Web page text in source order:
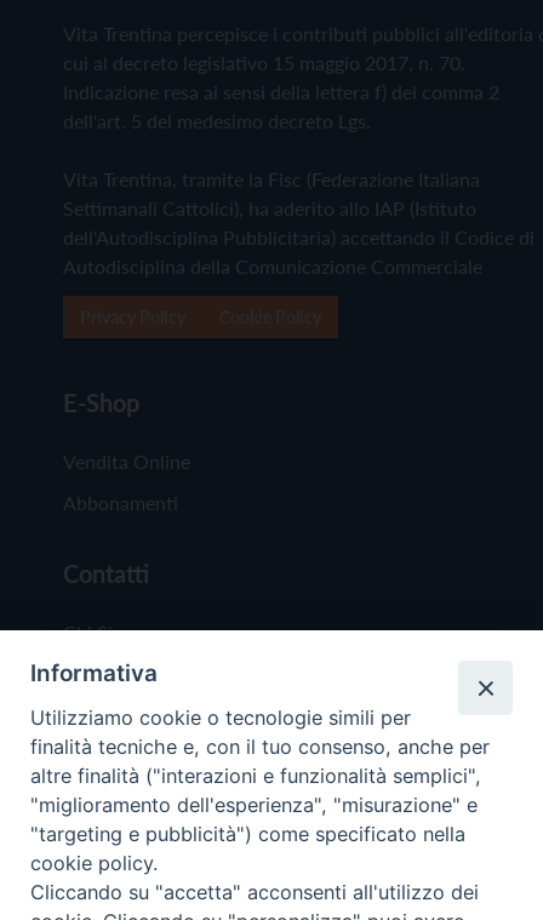
Vita Trentina percepisce i contributi pubblici all'editoria
cui al decreto legislativo 15 maggio 2017, n. 70.
Indicazione resa ai sensi della lettera f) del comma 2
dell'art. 5 del medesimo decreto Lgs.
Vita Trentina, tramite la Fisc (Federazione Italiana
Settimanali Cattolici), ha aderito allo IAP (Istituto
dell'Autodisciplina Pubblicitaria) accettando il Codice di
Autodisciplina della Comunicazione Commerciale
E-Shop
Vendita Online
Abbonamenti
Contatti
Chi Siamo
Redazione
Scrivici
Copyright © 2019 - Tutti i diritti riservati - Vita
Trentina Editrice
Informativa
Utilizziamo cookie o tecnologie simili per
finalità tecniche e, con il tuo consenso, anche per
altre finalità ("interazioni e funzionalità semplici",
"miglioramento dell'esperienza", "misurazione" e
"targeting e pubblicità") come specificato nella
cookie policy.
Cliccando su "accetta" acconsenti all'utilizzo dei